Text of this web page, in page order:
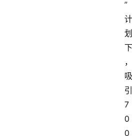
”
计
划
下
，
吸
引
7
0
0